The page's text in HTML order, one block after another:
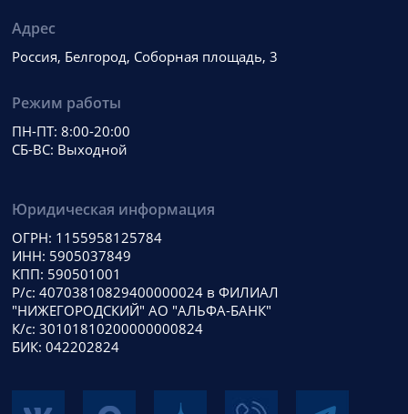
Адрес
Россия, Белгород, Соборная площадь, 3
Режим работы
ПН-ПТ: 8:00-20:00
СБ-ВС: Выходной
Юридическая информация
ОГРН: 1155958125784
ИНН: 5905037849
КПП: 590501001
Р/с: 40703810829400000024 в ФИЛИАЛ
"НИЖЕГОРОДСКИЙ" АО "АЛЬФА-БАНК"
К/с: 30101810200000000824
БИК: 042202824